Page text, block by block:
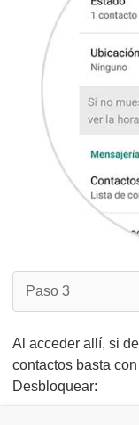
Paso 3
Al acceder allí, si
contactos basta
Desbloquear: